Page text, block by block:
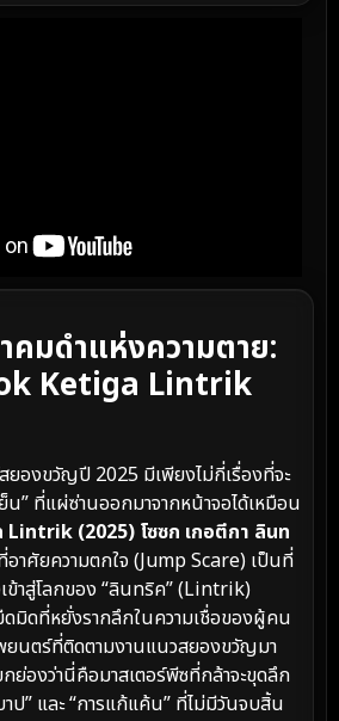
คมดำแห่งความตาย:
Ketiga Lintrik
ยองขวัญปี 2025 มีเพียงไม่กี่เรื่องที่จะ
น” ที่แผ่ซ่านออกมาจากหน้าจอได้เหมือน
(2025) โซซก เกอตีกา ลินท
าศัยความตกใจ (Jump Scare) เป็นที่
ข้าสู่โลกของ “ลินทริค” (Lintrik)
ดมิดที่หยั่งรากลึกในความเชื่อของผู้คน
ยนตร์ที่ติดตามงานแนวสยองขวัญมา
ย่องว่านี่คือมาสเตอร์พีซที่กล้าจะขุดลึก
ป” และ “การแก้แค้น” ที่ไม่มีวันจบสิ้น